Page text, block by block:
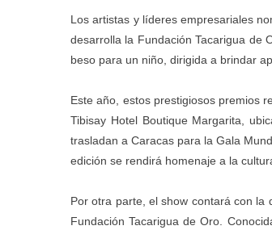
Los artistas y líderes empresariales
desarrolla la Fundación Tacarigua de
beso para un niño, dirigida a brindar
Este año, estos prestigiosos premios
Tibisay Hotel Boutique Margarita,
trasladan a Caracas para la Gala
edición se rendirá homenaje a la
Por otra parte, el show contará con la
Fundación Tacarigua de Oro.